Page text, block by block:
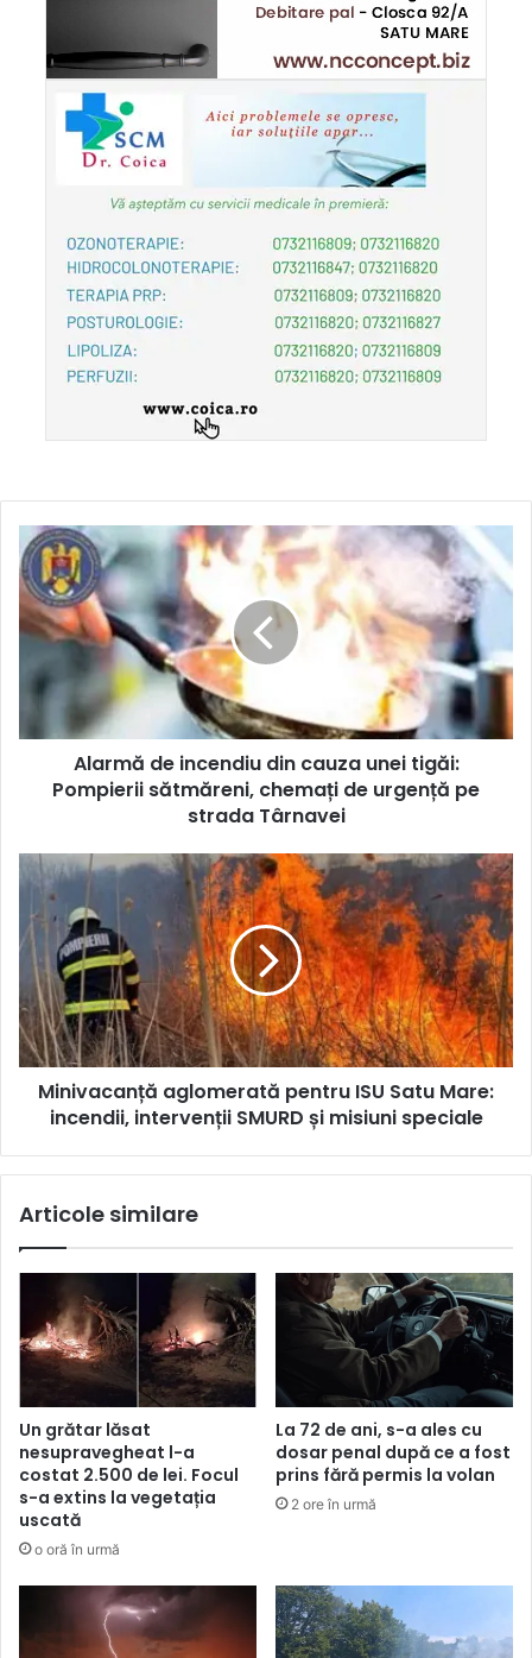
Alarmă de incendiu din cauza unei tigăi:
Pompierii sătmăreni, chemați de urgență pe
strada Târnavei
Minivacanță aglomerată pentru ISU Satu Mare:
incendii, intervenții SMURD și misiuni speciale
Articole similare
Un grătar lăsat
nesupravegheat l-a
costat 2.500 de lei. Focul
s-a extins la vegetația
uscată
o oră în urmă
La 72 de ani, s-a ales cu
dosar penal după ce a fost
prins fără permis la volan
2 ore în urmă